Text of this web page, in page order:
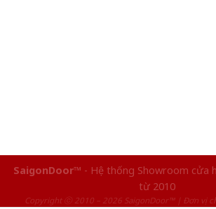
SaigonDoor™ - Hệ thống Showroom cửa
từ 2010
Copyright ⓒ 2010 – 2026 SaigonDoor™ | Đơn vị